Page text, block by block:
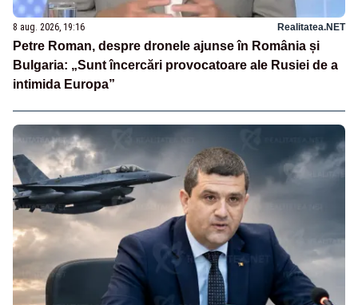
8 aug. 2026, 19:16 Realitatea.NET
Petre Roman, despre dronele ajunse în România și
Bulgaria: „Sunt încercări provocatoare ale Rusiei de a
intimida Europa”